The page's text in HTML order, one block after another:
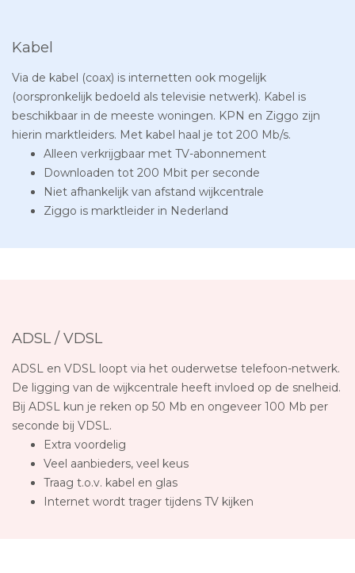
Kabel
Via de kabel (coax) is internetten ook mogelijk
(oorspronkelijk bedoeld als televisie netwerk). Kabel is
beschikbaar in de meeste woningen. KPN en Ziggo zijn
hierin marktleiders. Met kabel haal je tot 200 Mb/s.
Alleen verkrijgbaar met TV-abonnement
Downloaden tot 200 Mbit per seconde
Niet afhankelijk van afstand wijkcentrale
Ziggo is marktleider in Nederland
ADSL / VDSL
ADSL en VDSL loopt via het ouderwetse telefoon-netwerk.
De ligging van de wijkcentrale heeft invloed op de snelheid.
Bij ADSL kun je reken op 50 Mb en ongeveer 100 Mb per
seconde bij VDSL.
Extra voordelig
Veel aanbieders, veel keus
Traag t.o.v. kabel en glas
Internet wordt trager tijdens TV kijken